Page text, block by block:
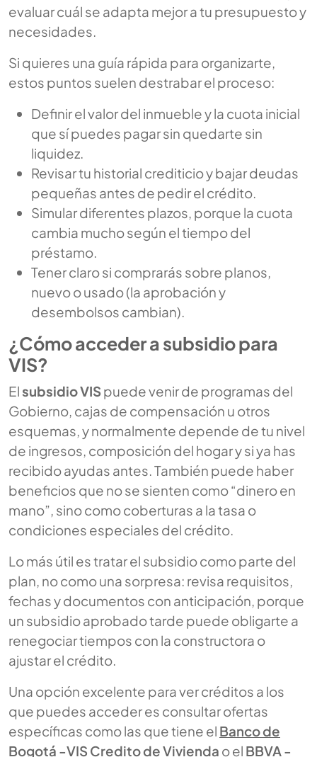
evaluar cuál se adapta mejor a tu presupuesto y
necesidades.
Si quieres una guía rápida para organizarte,
estos puntos suelen destrabar el proceso:
Definir el valor del inmueble y la cuota inicial
que sí puedes pagar sin quedarte sin
liquidez.
Revisar tu historial crediticio y bajar deudas
pequeñas antes de pedir el crédito.
Simular diferentes plazos, porque la cuota
cambia mucho según el tiempo del
préstamo.
Tener claro si comprarás sobre planos,
nuevo o usado (la aprobación y
desembolsos cambian).
¿Cómo acceder a subsidio para
VIS?
Elsubsidio VISpuede venir de programas del
Gobierno, cajas de compensación u otros
esquemas, y normalmente depende de tu nivel
de ingresos, composición del hogar y si ya has
recibido ayudas antes. También puede haber
beneficios que no se sienten como “dinero en
mano”, sino como coberturas a la tasa o
condiciones especiales del crédito.
Lo más útil es tratar el subsidio como parte del
plan, no como una sorpresa: revisa requisitos,
fechas y documentos con anticipación, porque
un subsidio aprobado tarde puede obligarte a
renegociar tiempos con la constructora o
ajustar el crédito.
Una opción excelente para ver créditos a los
que puedes acceder es consultar ofertas
específicas como las que tiene el Banco de
Bogotá -VIS Credito de Vivienda o el BBVA -